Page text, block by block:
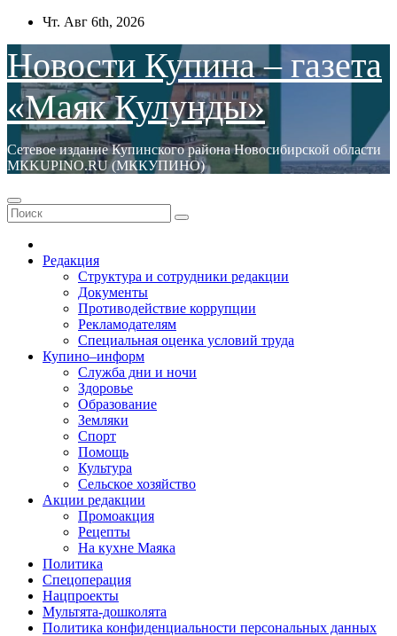
Перейти
содержимому
Чт. Авг 6th, 2026
Новости Купина – газета
«Маяк Кулунды»
Сетевое издание Купинского района Новосибирской области
МКKUPINO.RU (МККУПИНО)
Редакция
Структура и сотрудники редакции
Документы
Противодействие коррупции
Рекламодателям
Специальная оценка условий труда
Купино–информ
Служба дни и ночи
Здоровье
Образование
Земляки
Спорт
Помощь
Культура
Сельское хозяйство
Акции редакции
Промоакция
Рецепты
На кухне Маяка
Политика
Спецоперация
Нацпроекты
Мультята-дошколята
Политика конфиденциальности персональных данных